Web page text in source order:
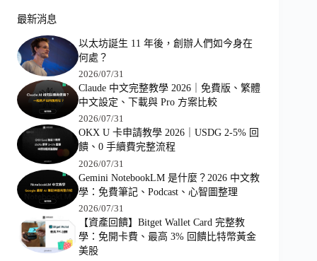
最新消息
以太坊誕生 11 年後，創辦人們如今身在
何處？
2026/07/31
Claude 中文完整教學 2026｜免費版、繁體
中文設定、下載與 Pro 方案比較
2026/07/31
OKX U 卡申請教學 2026｜USDG 2-5% 回
饋、0 手續費完整流程
2026/07/31
Gemini NotebookLM 是什麼？2026 中文教
學：免費筆記、Podcast、心智圖整理
2026/07/31
【資產回饋】Bitget Wallet Card 完整教
學：免開卡費、最高 3% 回饋比特幣黃金
美股